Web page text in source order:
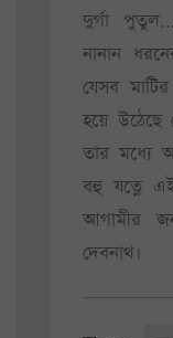
দুর্গা
নানান
যেসব
হয়ে উঠেছে
তার মধ্যে
বহু যত্নে
আগামীর
দেবনাথ।